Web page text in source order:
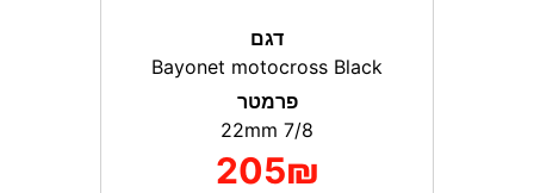
דגם
פרמטר
205₪